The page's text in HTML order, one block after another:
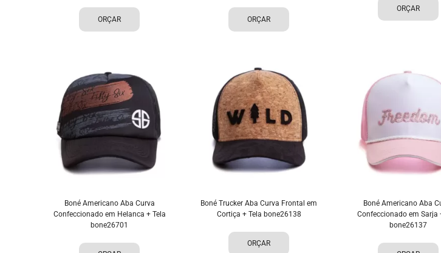
ORÇAR ORÇAR
ORÇAR
Boné Americano Aba Curva
Confeccionado em Helanca + Tela
bone26701
Boné Trucker Aba Curva Frontal em
Cortiça + Tela bone26138
ORÇAR
Boné Americano Aba
Confeccionado em Sarja
bone26137